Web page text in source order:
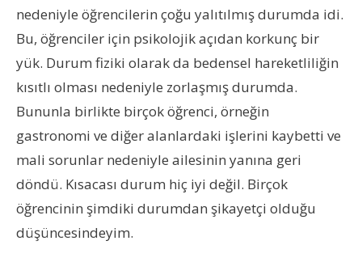
nedeniyle öğrencilerin çoğu yalıtılmış durumda idi.
Bu, öğrenciler için psikolojik açıdan korkunç bir
yük. Durum fiziki olarak da bedensel hareketliliğin
kısıtlı olması nedeniyle zorlaşmış durumda.
Bununla birlikte birçok öğrenci, örneğin
gastronomi ve diğer alanlardaki işlerini kaybetti ve
mali sorunlar nedeniyle ailesinin yanına geri
döndü. Kısacası durum hiç iyi değil. Birçok
öğrencinin şimdiki durumdan şikayetçi olduğu
düşüncesindeyim.